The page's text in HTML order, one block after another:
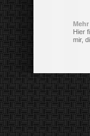
Hier
mir,